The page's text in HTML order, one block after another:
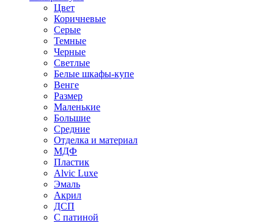
Цвет
Коричневые
Серые
Темные
Черные
Светлые
Белые шкафы-купе
Венге
Размер
Маленькие
Большие
Средние
Отделка и материал
МДФ
Пластик
Alvic Luxe
Эмаль
Акрил
ДСП
С патиной